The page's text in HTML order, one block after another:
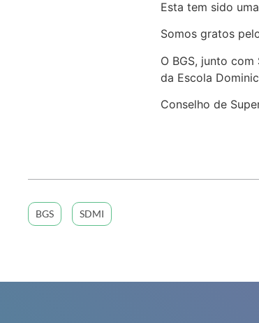
Esta tem sido
Somos gratos
O BGS, junto
da Escola
Conselho de
BGS SDMI